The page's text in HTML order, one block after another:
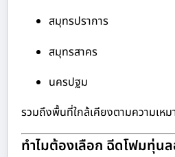
สมุทรปราการ
สมุทรสาคร
นครปฐม
รวมถึงพื้นที่ใกล้เคียงตามความเหม
ทำไมต้องเลือก ฉีดโฟมทุ่น